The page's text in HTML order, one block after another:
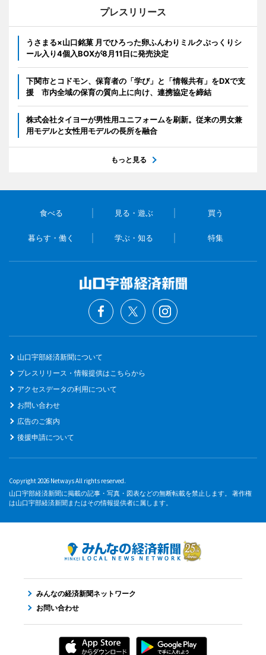
プレスリリース
うさまる×山口銘菓 月でひろった卵ふんわりミルクぷっくりシ
ール入り4個入BOXが8月11日に発売決定
下関市とコドモン、保育者の「学び」と「情報共有」をDXで支
援 市内全域の保育の質向上に向け、連携協定を締結
株式会社タイヨーが男性用ユニフォームを刷新。従来の男女兼
用モデルと女性用モデルの長所を融合
もっと見る
食べる 見る・遊ぶ 買う
暮らす・働く 学ぶ・知る 特集
山口宇部経済新聞について
プレスリリース・情報提供はこちらから
アクセスデータの利用について
お問い合わせ
広告のご案内
後援申請について
Copyright 2026 Netways All rights reserved.
山口宇部経済新聞に掲載の記事・写真・図表などの無断転載を禁止します。 著作権
は山口宇部経済新聞またはその情報提供者に属します。
みんなの経済新聞ネットワーク
お問い合わせ